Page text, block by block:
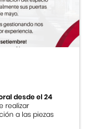
desde el 24
realizar
a las piezas